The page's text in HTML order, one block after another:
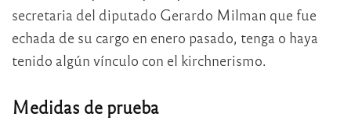
secretaria del diputado Gerardo Milman que fue
echada de su cargo en enero pasado, tenga o haya
tenido algún vínculo con el kirchnerismo.
Medidas de prueba